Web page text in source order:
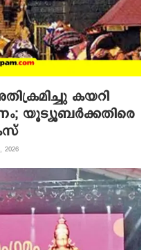
കയറി
യൂട്യൂബര്‍ക്കതിരെ
2026